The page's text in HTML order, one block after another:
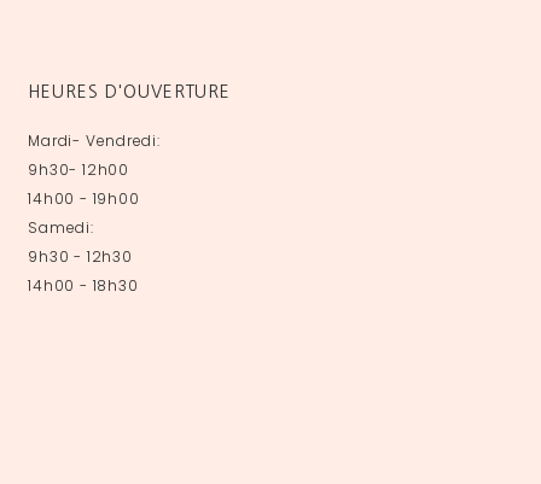
HEURES D'OUVERTURE
Mardi- Vendredi:
9h30- 12h00
14h00 - 19h00
Samedi:
9h30 - 12h30
14h00 - 18h30